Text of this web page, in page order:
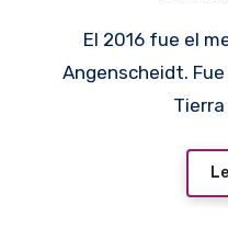
El 2016 fue el mejor año para Rodolfo
Angenscheidt.